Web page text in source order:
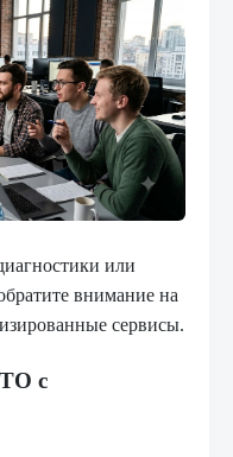
или
внимание на
сервисы.
с